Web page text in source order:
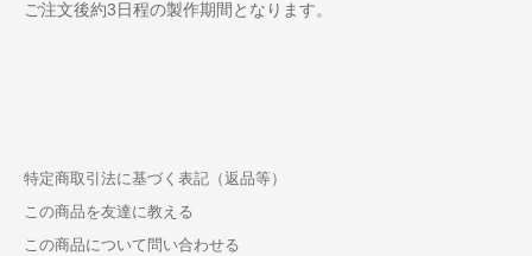
ご注文後約3日程の製作期間となります。
特定商取引法に基づく表記（返品等）
この商品を友達に教える
この商品について問い合わせる